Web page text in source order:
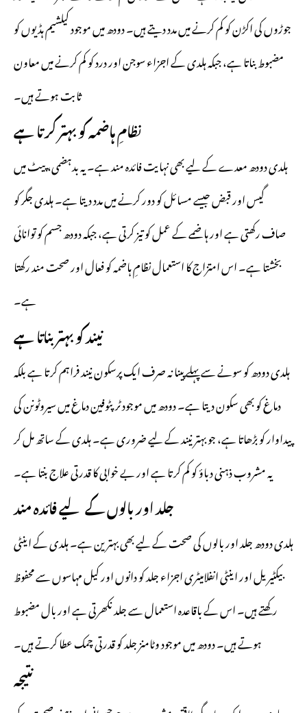
جوڑوں کی اکڑن کو کم کرنے میں مدد دیتے ہیں۔ دودھ میں موجود کیلشیم ہڈیوں کو
مضبوط بناتا ہے، جبکہ ہلدی کے اجزاء سوجن اور درد کو کم کرنے میں معاون
ثابت ہوتے ہیں۔
نظامِ ہاضمہ کو بہتر کرتا ہے
ہلدی دودھ معدے کے لیے بھی نہایت فائدہ مند ہے۔ یہ بدہضمی، پیٹ میں
گیس اور قبض جیسے مسائل کو دور کرنے میں مدد دیتا ہے۔ ہلدی جگر کو
صاف رکھتی ہے اور ہاضمے کے عمل کو تیز کرتی ہے، جبکہ دودھ جسم کو توانائی
بخشتا ہے۔ اس امتزاج کا استعمال نظامِ ہاضمہ کو فعال اور صحت مند رکھتا
ہے۔
نیند کو بہتر بناتا ہے
ہلدی دودھ کو سونے سے پہلے پینا نہ صرف ایک پرسکون نیند فراہم کرتا ہے بلکہ
دماغ کو بھی سکون دیتا ہے۔ دودھ میں موجود ٹرپٹوفین دماغ میں سیروٹونن کی
پیداوار کو بڑھاتا ہے، جو بہتر نیند کے لیے ضروری ہے۔ ہلدی کے ساتھ مل کر
یہ مشروب ذہنی دباؤ کو کم کرتا ہے اور بے خوابی کا قدرتی علاج بنتا ہے۔
جلد اور بالوں کے لیے فائدہ مند
ہلدی دودھ جلد اور بالوں کی صحت کے لیے بھی بہترین ہے۔ ہلدی کے اینٹی
بیکٹیریل اور اینٹی انفلامیٹری اجزاء جلد کو دانوں اور کیل مہاسوں سے محفوظ
رکھتے ہیں۔ اس کے باقاعدہ استعمال سے جلد نکھرتی ہے اور بال مضبوط
ہوتے ہیں۔ دودھ میں موجود وٹامنز جلد کو قدرتی چمک عطا کرتے ہیں۔
نتیجہ